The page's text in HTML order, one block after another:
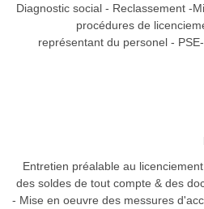
Diagnostic social - Reclassement -
procédures de
représentant du personel -
Entretien préalable au
des soldes de tout compte & des
- Mise en oeuvre des messures